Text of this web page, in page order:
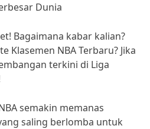
Dunia
Bagaimana kabar kalian?
Klasemen NBA Terbaru? Jika
terkini di Liga
semakin memanas
saling berlomba untuk